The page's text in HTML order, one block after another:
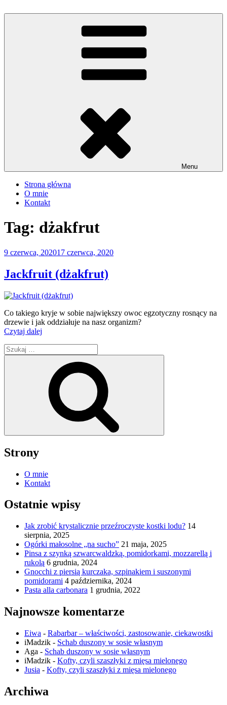
do
Menu
Strona główna
O mnie
Kontakt
Tag: dżakfrut
Opublikowane
9 czerwca, 202017 czerwca, 2020
Jackfruit (dżakfrut)
Co takiego kryje w sobie największy owoc egzotyczny rosnący na
drzewie i jak oddziałuje na nasz organizm?
Czytaj dalej
Szukaj:
Strony
O mnie
Kontakt
Ostatnie wpisy
Jak zrobić krystalicznie przeźroczyste kostki lodu? 14
sierpnia, 2025
Ogórki małosolne „na sucho” 21 maja, 2025
Pinsa z szynką szwarcwaldzką, pomidorkami, mozzarellą i
rukolą 6 grudnia, 2024
Gnocchi z piersią kurczaka, szpinakiem i suszonymi
pomidorami 4 października, 2024
Pasta alla carbonara 1 grudnia, 2022
Najnowsze komentarze
Eiwa - Rabarbar – właściwości, zastosowanie, ciekawostki
iMadzik - Schab duszony w sosie własnym
Aga - Schab duszony w sosie własnym
iMadzik - Kofty, czyli szaszłyki z mięsa mielonego
Jusia - Kofty, czyli szaszłyki z mięsa mielonego
Archiwa